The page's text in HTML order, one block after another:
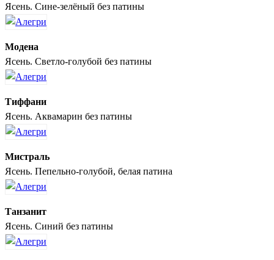
Ясень. Сине-зелёный без патины
Модена
Ясень. Светло-голубой без патины
Тиффани
Ясень. Аквамарин без патины
Мистраль
Ясень. Пепельно-голубой, белая патина
Танзанит
Ясень. Синий без патины